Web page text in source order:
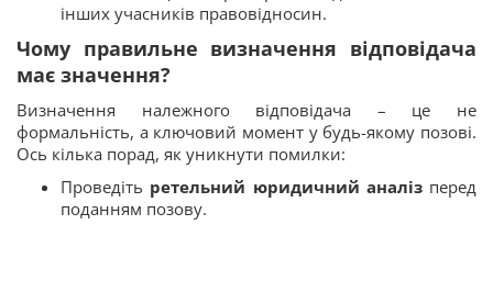
інших учасників правовідносин.
Чому правильне визначення відповідача
має значення?
Визначення належного відповідача – це не
формальність, а ключовий момент у будь-якому позові.
Ось кілька порад, як уникнути помилки:
Проведіть ретельний юридичний аналізперед
поданням позову.